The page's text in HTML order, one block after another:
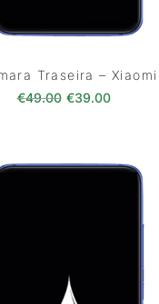
Traseira –
€49.00 O preço
€39.00O